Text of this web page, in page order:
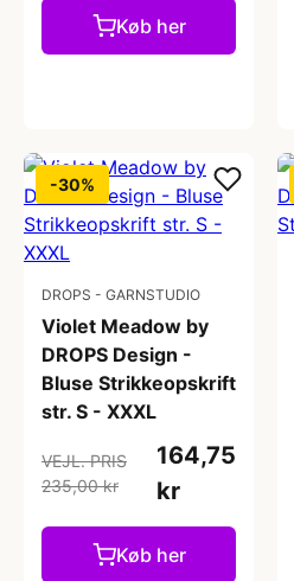
Køb her
-30%
DROPS - GARNSTUDIO
Violet Meadow by
DROPS Design -
Bluse Strikkeopskrift
str. S - XXXL
VEJL. PRIS
235,00 kr
164,75
kr
Køb her